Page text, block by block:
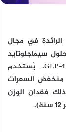
في مجال
سيماجلوتايد
للحقن) إلى مصر. سيماجلوتايد من فئة GLP-1. يُستخدم
السعرات
ذلك فقدان الوزن